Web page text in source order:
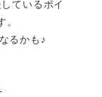
ているポイ
るかも♪